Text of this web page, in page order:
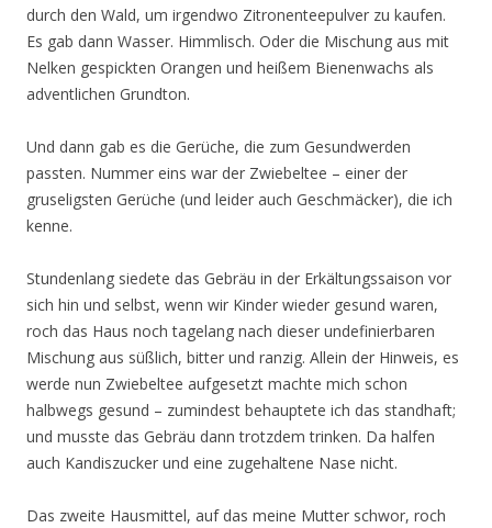
durch den Wald, um irgendwo Zitronenteepulver zu kaufen.
Es gab dann Wasser. Himmlisch. Oder die Mischung aus mit
Nelken gespickten Orangen und heißem Bienenwachs als
adventlichen Grundton.
Und dann gab es die Gerüche, die zum Gesundwerden
passten. Nummer eins war der Zwiebeltee – einer der
gruseligsten Gerüche (und leider auch Geschmäcker), die ich
kenne.
Stundenlang siedete das Gebräu in der Erkältungssaison vor
sich hin und selbst, wenn wir Kinder wieder gesund waren,
roch das Haus noch tagelang nach dieser undefinierbaren
Mischung aus süßlich, bitter und ranzig. Allein der Hinweis, es
werde nun Zwiebeltee aufgesetzt machte mich schon
halbwegs gesund – zumindest behauptete ich das standhaft;
und musste das Gebräu dann trotzdem trinken. Da halfen
auch Kandiszucker und eine zugehaltene Nase nicht.
Das zweite Hausmittel, auf das meine Mutter schwor, roch